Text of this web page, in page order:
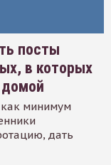
посты
в которых
домой
как минимум
дать